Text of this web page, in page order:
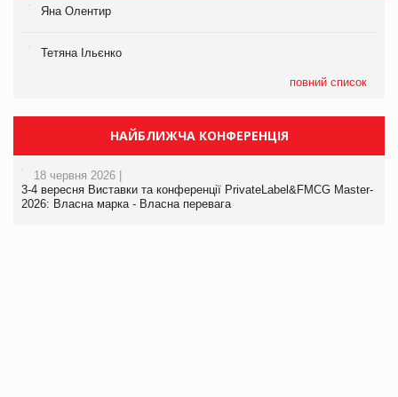
Яна Олентир
Тетяна Ільєнко
повний список
НАЙБЛИЖЧА КОНФЕРЕНЦІЯ
18 червня 2026 |
3-4 вересня Виставки та конференції PrivateLabel&FMCG Master-
2026: Власна марка - Власна перевага